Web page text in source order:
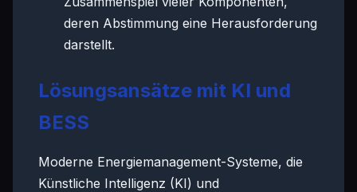
deren Abstimmung eine Herausforderung
darstellt.
Lösungsansätze mit KI und
BESS
Moderne Energiemanagement-Systeme, die
Künstliche Intelligenz (KI) und